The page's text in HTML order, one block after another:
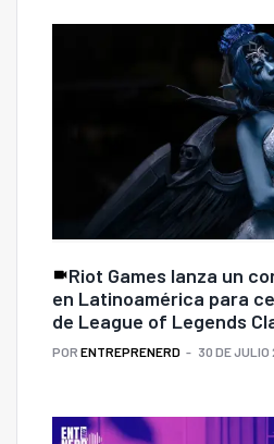
Riot Games lanza un
en Latinoamérica para
de League of Legends
POR ENTREPRENERD 30 DE